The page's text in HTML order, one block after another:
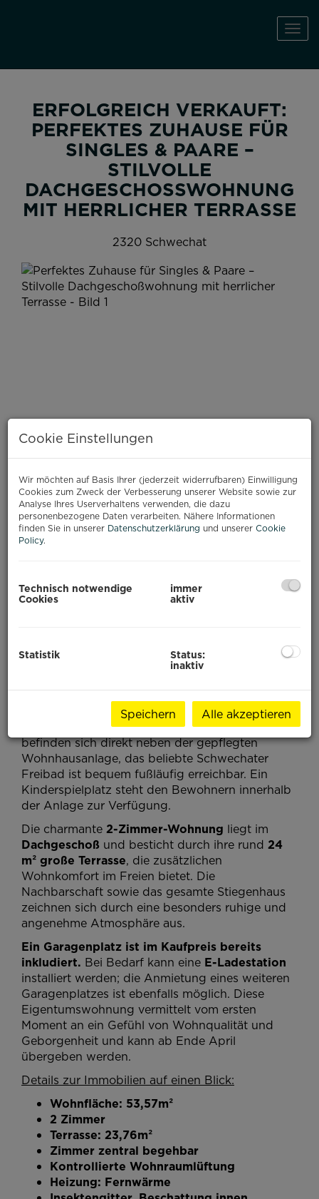
ERFOLGREICH VERKAUFT:
PERFEKTES ZUHAUSE FÜR
SINGLES & PAARE –
STILVOLLE
DACHGESCHOSSWOHNUNG M
IT HERRLICHER TERRASSE
2320 Schwechat
Diese attraktive Eigentumswohnung richtet sich
, die eineausgezeichnete
Verkehrsanbindungschätzen – sowohl mit dem
PKW als auch mit öffentlichen Verkehrsmitteln.
Einkaufsmöglichkeiten wie Billa und Trafik
befinden sich direkt neben der gepflegten
Wohnhausanlage, das beliebte Schwechater
Freibad ist bequem fußläufig erreichbar. Ein
Kinderspielplatz steht den Bewohnern innerhalb
der Anlage zur Verfügung.
Die charmante 2-Zimmer-Wohnung liegt im
Dachgeschoß und besticht durch ihre rund 24
m² große Terrasse, die zusätzlichen
Wohnkomfort im Freien bietet. Die
Nachbarschaft sowie das gesamte Stiegenhaus
zeichnen sich durch eine besonders ruhige und
angenehme Atmosphäre aus.
Ein Garagenplatz ist im Kaufpreis bereits
inkludiert. Bei Bedarf kann eine E-Ladestation
installiert werden; die Anmietung eines weiteren
Garagenplatzes ist ebenfalls möglich. Diese
Eigentumswohnung vermittelt vom ersten
Moment an ein Gefühl von Wohnqualität und
Geborgenheit und kann ab Ende April
übergeben werden.
Details zur Immobilien auf einen Blick:
Wohnfläche: 53,57m²
2 Zimmer
Terrasse: 23,76m²
Zimmer zentral begehbar
Kontrollierte Wohnraumlüftung
Heizung: Fernwärme
Cookie Einstellungen
Wir möchten auf Basis Ihrer (jederzeit widerrufbaren) Einwilligung
Cookies zum Zweck der Verbesserung unserer Website sowie zur
Analyse Ihres Userverhaltens verwenden, die dazu
personenbezogene Daten verarbeiten. Nähere Informationen
finden Sie in unserer Datenschutzerklärung und unserer Cookie
Policy.
Technisch notwendige
Cookies
immer
aktiv
Statistik Status:
inaktiv
Speichern Alle akzeptieren